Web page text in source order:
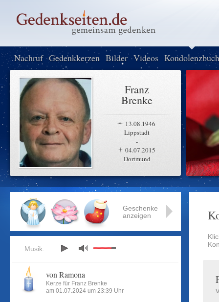
Nachruf Gedenkkerzen Bilder Videos Kondolenzbuch
Franz
Brenke
13.08.1946
Lippstadt
-
04.07.2015
Dortmund
Geschenke
anzeigen
Musik:
von Ramona
Kerze für Franz Brenke
am 01.07.2024 um 23:39 Uhr